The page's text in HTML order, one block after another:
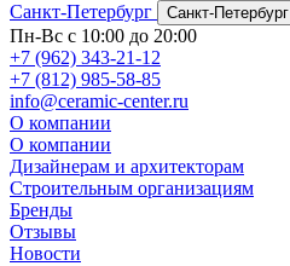
Санкт-Петербург
Санкт-Петербург
Пн-Вс с 10:00 до 20:00
+7 (962) 343-21-12
+7 (812) 985-58-85
info@ceramic-center.ru
О компании
О компании
Дизайнерам и архитекторам
Строительным организациям
Бренды
Отзывы
Новости